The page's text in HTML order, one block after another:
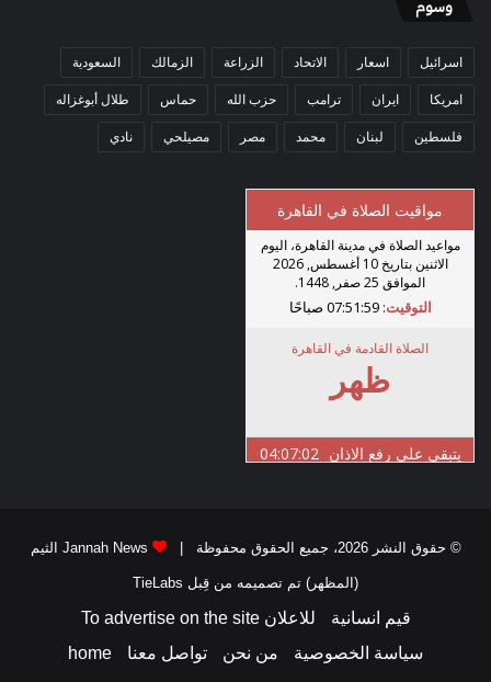
وسوم
اسرائيل اسعار الاتحاد الزراعة الزمالك السعودية
امريكا ايران ترامب حزب الله حماس طلال أبوغزاله
فلسطين لبنان محمد مصر مصيلحي نادي
© حقوق النشر 2026، جميع الحقوق محفوظة | Jannah News الثيم
(المظهر) تم تصميمه من قِبل TieLabs
قيم انسانية
للاعلان To advertise on the site
سياسة الخصوصية
من نحن تواصل معنا home